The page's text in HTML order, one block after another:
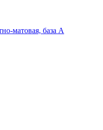
матовая, база А